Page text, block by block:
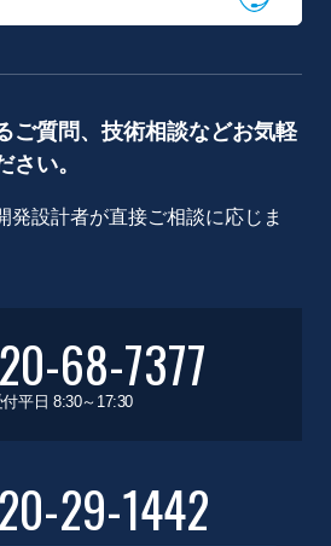
ご質問、技術相談などお気軽
さい。
発設計者が直接ご相談に応じま
68-7377
付平日 8:30～17:30
29-1442